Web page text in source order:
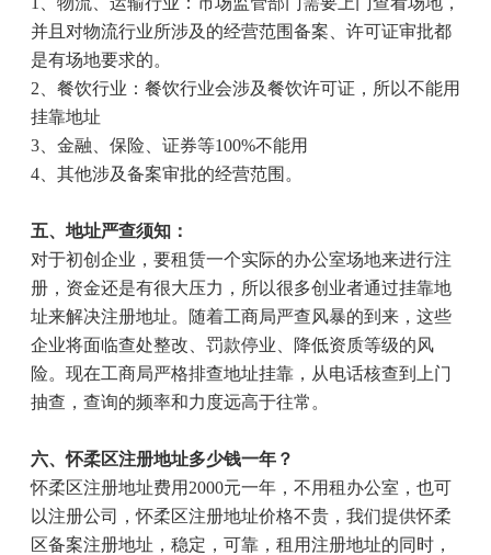
并且对物流行业所涉及的经营范围备案、许可证审批都
是有场地要求的。
2 、餐饮行业：餐饮行业会涉及餐饮许可证，所以不能用
挂靠地址
3 、金融、保险、证券等100%不能用
4 、其他涉及备案审批的经营范围。
五、地址严查须知：
对于初创企业，要租赁一个实际的办公室场地来进行注
册，资金还是有很大压力，所以很多创业者通过挂靠地
址来解决注册地址。随着工商局严查风暴的到来，这些
企业将面临查处整改、罚款停业、降低资质等级的风
险。现在工商局严格排查地址挂靠，从电话核查到上门
抽查，查询的频率和力度远高于往常。
六、怀柔区注册地址多少钱一年？
怀柔区注册地址费用 2000元一年，不用租办公室，也可
以注册公司，怀柔区注册地址价格不贵，我们提供怀柔
区备案注册地址，稳定，可靠，租用注册地址的同时，